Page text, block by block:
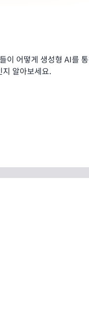
이 어떻게 생성형 AI를
지 알아보세요.